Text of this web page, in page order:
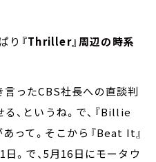
り 『Thriller』周辺の時系
言ったCBS社長への直談判
、というね。で、『Billie
って。そこから『Beat It』
。で、5月16日にモータウ